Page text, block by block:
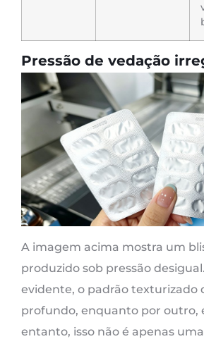
Pressão de vedação
A imagem acima mostra um
produzido sob pressão
evidente, o padrão texturizado
profundo, enquanto por outro,
entanto, isso não é apenas